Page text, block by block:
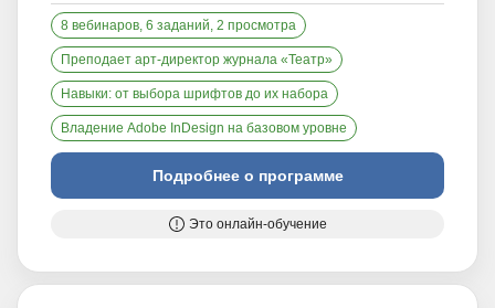
8 вебинаров, 6 заданий, 2 просмотра
Преподает арт-директор журнала «Театр»
Навыки: от выбора шрифтов до их набора
Владение Adobe InDesign на базовом уровне
Подробнее о программе
Это онлайн-обучение